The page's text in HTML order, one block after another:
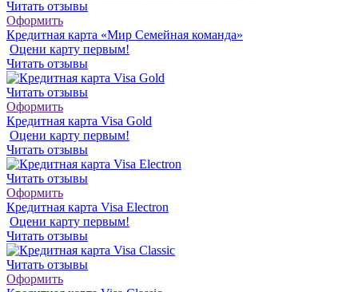
Читать отзывы
Оформить
Кредитная карта «Мир Семейная команда»
Оцени карту первым!
Читать отзывы
Читать отзывы
Оформить
Кредитная карта Visa Gold
Оцени карту первым!
Читать отзывы
Читать отзывы
Оформить
Кредитная карта Visa Electron
Оцени карту первым!
Читать отзывы
Читать отзывы
Оформить